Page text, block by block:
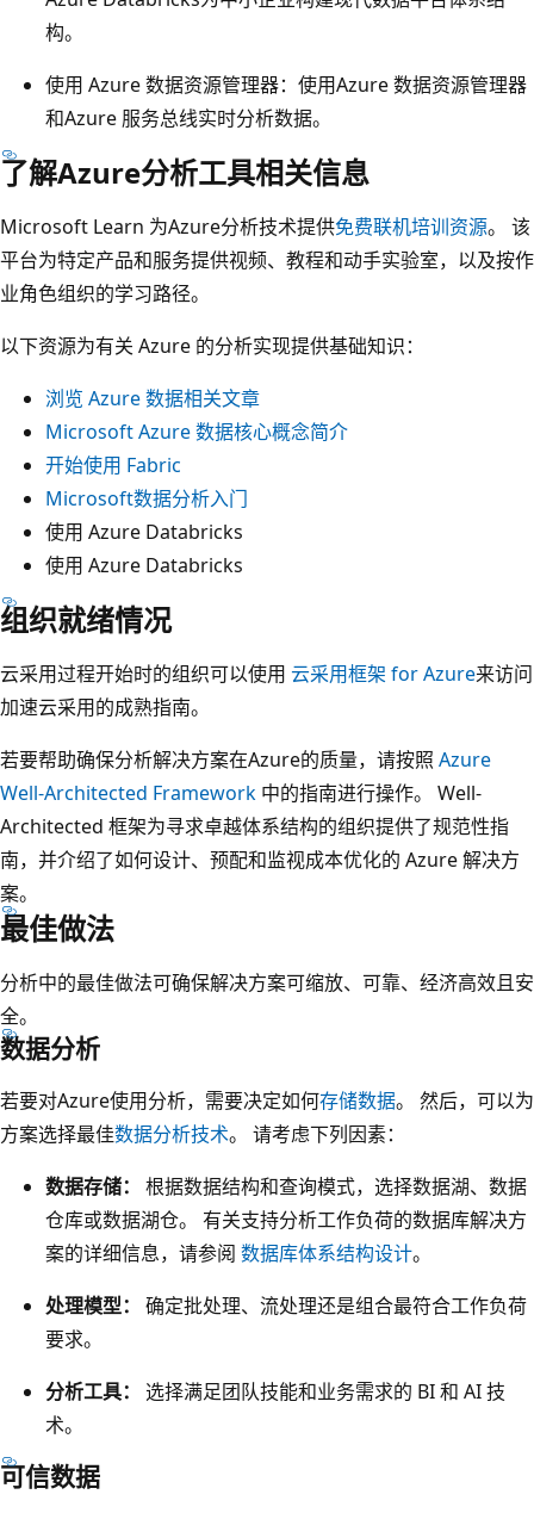
三
用
户
组
显
”
列
中
：
据
分
析
师
、
数
工
程
师
和
自
记
构。
使用 Azure 数据资源管理器：使用Azure 数据资源管理器
和Azure 服务总线实时分析数据。
了解Azure分析工具相关信息
Microsoft Learn 为Azure分析技术提供免费联机培训资源。 该
平台为特定产品和服务提供视频、教程和动手实验室，以及按作
业角色组织的学习路径。
以下资源为有关 Azure 的分析实现提供基础知识：
浏览 Azure 数据相关文章
Microsoft Azure 数据核心概念简介
开始使用 Fabric
Microsoft数据分析入门
使用 Azure Databricks
使用 Azure Databricks
组织就绪情况
云采用过程开始时的组织可以使用 云采用框架 for Azure来访问
加速云采用的成熟指南。
若要帮助确保分析解决方案在Azure的质量，请按照 Azure
Well-Architected Framework 中的指南进行操作。 Well-
Architected 框架为寻求卓越体系结构的组织提供了规范性指
南，并介绍了如何设计、预配和监视成本优化的 Azure 解决方
案。
最佳做法
分析中的最佳做法可确保解决方案可缩放、可靠、经济高效且安
全。
数据分析
若要对Azure使用分析，需要决定如何存储数据。 然后，可以为
方案选择最佳数据分析技术。 请考虑下列因素：
数据存储：
根据数据结构和查询模式，选择数据湖、数据
仓库或数据湖仓。 有关支持分析工作负荷的数据库解决方
案的详细信息，请参阅 数据库体系结构设计。
处理模型：
确定批处理、流处理还是组合最符合工作负荷
要求。
分析工具：
选择满足团队技能和业务需求的 BI 和 AI 技
术。
可信数据